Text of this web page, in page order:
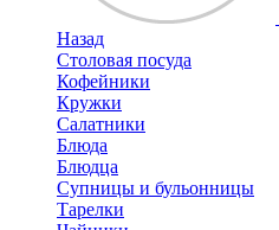
Назад
Столовая посуда
Кофейники
Кружки
Салатники
Блюда
Блюдца
Супницы и бульонницы
Тарелки